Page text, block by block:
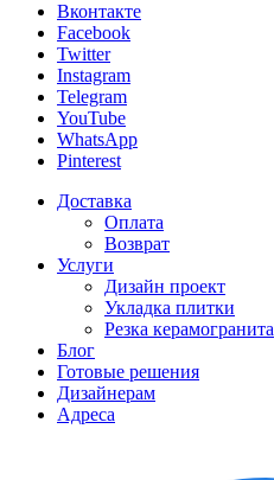
Вконтакте
Facebook
Twitter
Instagram
Telegram
YouTube
WhatsApp
Pinterest
Доставка
Оплата
Возврат
Услуги
Дизайн проект
Укладка плитки
Резка керамогранита
Блог
Готовые решения
Дизайнерам
Адреса